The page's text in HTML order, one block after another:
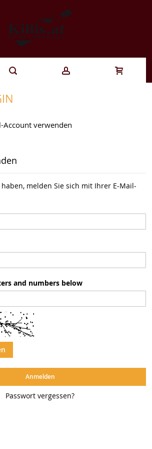
Account verwenden
melden Sie sich mit Ihrer E-Mail-
and numbers below
Anmelden
Passwort vergessen?